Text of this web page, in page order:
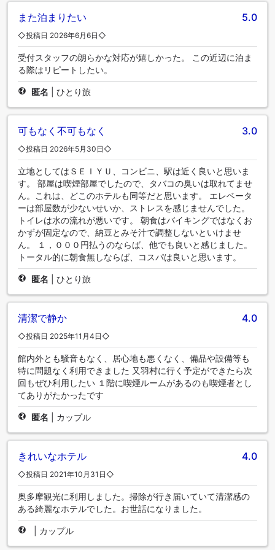
また泊まりたい 5.0
◇投稿日 2026年6月6日◇
受付スタッフの朗らかな対応が嬉しかった。 この近辺に泊ま
る際はリピートしたい。
匿名 ひとり旅
可もなく不可もなく 3.0
◇投稿日 2026年5月30日◇
立地としてはＳＥＩＹＵ、コンビニ、駅は近く良いと思いま
す。 部屋は喫煙部屋でしたので、タバコの臭いは取れてませ
ん。これは、どこのホテルも同等だと思います。 エレベータ
ーは部屋数が少ないせいか、ストレスを感じませんでした。
トイレは水の流れが悪いです。 朝食はバイキングではなくお
かずが固定なので、納豆とみそ汁で調整しないといけませ
ん。 １，０００円払うのならば、他でも良いと感じました。
トータル的に朝食無しならば、コスパは良いと思います。
匿名 ひとり旅
清潔で静か 4.0
◇投稿日 2025年11月4日◇
館内外とも騒音もなく、居心地も悪くなく、備品や設備等も
特に問題なく利用できました 又羽村に行く予定ができたら次
回もぜひ利用したい １階に喫煙ルームがあるのも喫煙者とし
てありがたかったです
匿名 カップル
きれいなホテル 4.0
◇投稿日 2021年10月31日◇
奥多摩観光に利用しました。掃除が行き届いていて清潔感の
ある綺麗なホテルでした。お世話になりました。
カップル